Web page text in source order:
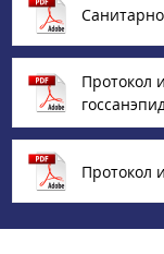
Протокол
Протокол